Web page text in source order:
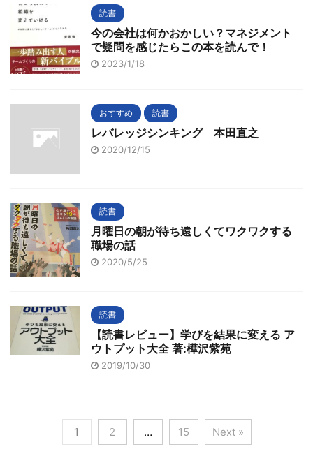
読書
今の会社は何かおかしい？マネジメント
で疑問を感じたらこの本を読んで！
2023/1/18
おすすめ 読書
レバレッジシンキング 本田直之
2020/12/15
読書
月曜日の朝が待ち遠しくてワクワクする
職場の話
2020/5/25
読書
【読書レビュー】学びを結果に変える ア
ウトプット大全 著:樺沢紫苑
2019/10/30
1 2 … 15 Next »